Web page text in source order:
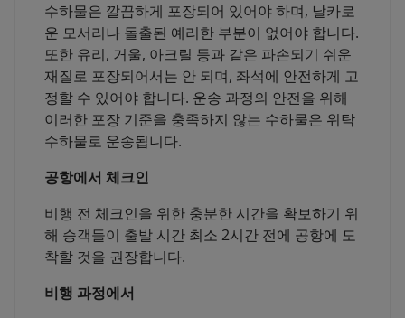
수하물은 깔끔하게 포장되어 있어야 하며, 날카로
운 모서리나 돌출된 예리한 부분이 없어야 합니다.
또한 유리, 거울, 아크릴 등과 같은 파손되기 쉬운
재질로 포장되어서는 안 되며, 좌석에 안전하게 고
정할 수 있어야 합니다. 운송 과정의 안전을 위해
이러한 포장 기준을 충족하지 않는 수하물은 위탁
수하물로 운송됩니다.
공항에서 체크인
비행 전 체크인을 위한 충분한 시간을 확보하기 위
해 승객들이 출발 시간 최소 2시간 전에 공항에 도
착할 것을 권장합니다.
비행 과정에서